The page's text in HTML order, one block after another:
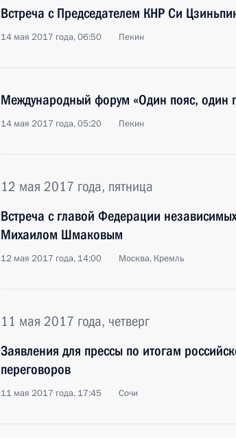
Встреча с Председателем КНР Си
14 мая 2017 года, 06:50 Пекин
Международный форум «Один пояс, один
14 мая 2017 года, 05:20 Пекин
12 мая 2017 года, пятница
Встреча с главой Федерации
Михаилом Шмаковым
12 мая 2017 года, 14:00 Москва, Кремль
11 мая 2017 года, четверг
Заявления для прессы по итогам
переговоров
11 мая 2017 года, 17:45 Сочи